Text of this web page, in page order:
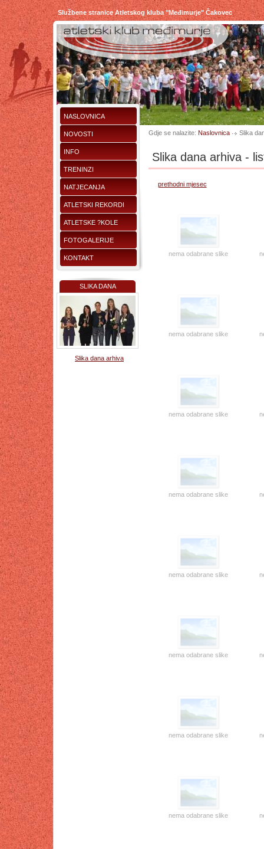
Službene stranice Atletskog kluba "Međimurje" Čakovec
NASLOVNICA
NOVOSTI
INFO
TRENINZI
NATJECANJA
ATLETSKI REKORDI
ATLETSKE ?KOLE
FOTOGALERIJE
KONTAKT
SLIKA DANA
Slika dana arhiva
Gdje se nalazite: Naslovnica Slika
Slika dana arhiva -
prethodni mjesec
nema odabrane slike
nema odabrane slike
nema odabrane slike
nema odabrane slike
nema odabrane slike
nema odabrane slike
nema odabrane slike
nema odabrane slike